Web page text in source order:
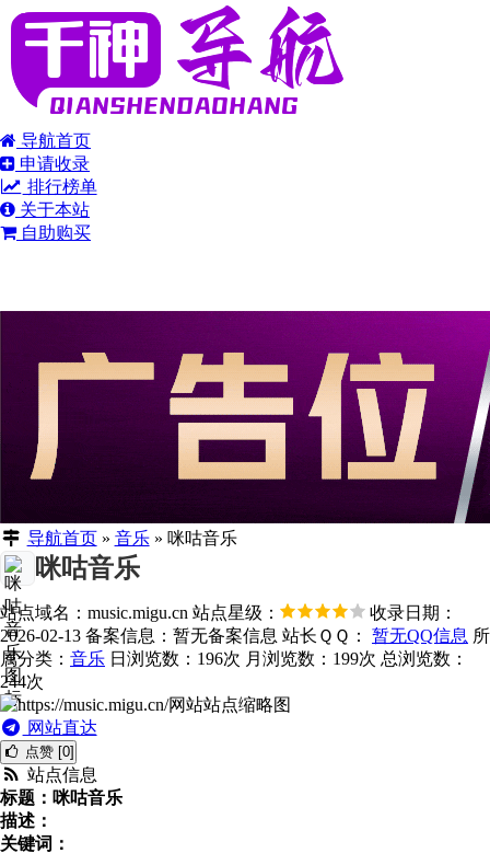
导航首页
申请收录
排行榜单
关于本站
自助购买
导航首页» 音乐» 咪咕音乐
咪咕音乐
站点域名：music.migu.cn 站点星级：
收录日期：
2026-02-13 备案信息： 暂无备案信息 站长ＱＱ： 暂无QQ信息 所
属分类： 音乐 日浏览数：196次 月浏览数：199次 总浏览数：
244次
网站直达
点赞 [0]
站点信息
标题：咪咕音乐
描述：
关键词：